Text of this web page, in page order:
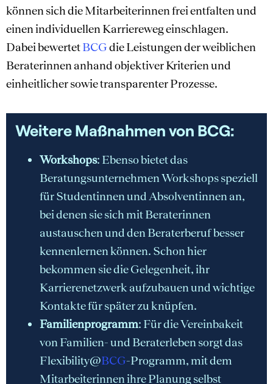
können sich die Mitarbeiterinnen frei entfalten und
einen individuellen Karriereweg einschlagen.
Dabei bewertetBCGdie Leistungen der weiblichen
Beraterinnen anhand objektiver Kriterien und
einheitlicher sowie transparenter Prozesse.
Weitere Maßnahmen von BCG:
Workshops: Ebenso bietet das
Beratungsunternehmen Workshops speziell
für Studentinnen und Absolventinnen an,
bei denen sie sich mit Beraterinnen
austauschen und den Beraterberuf besser
kennenlernen können. Schon hier
bekommen sie die Gelegenheit, ihr
Karrierenetzwerk aufzubauen und wichtige
Kontakte für später zu knüpfen.
Familienprogramm: Für die Vereinbakeit
von Familien- und Beraterleben sorgt das
Flexibility@BCG-Programm, mit dem
Mitarbeiterinnen ihre Planung selbst